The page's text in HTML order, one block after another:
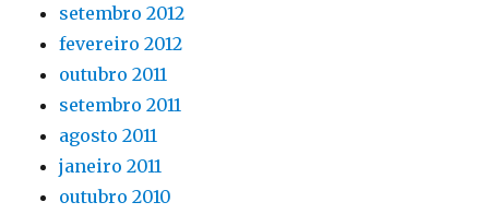
setembro 2012
fevereiro 2012
outubro 2011
setembro 2011
agosto 2011
janeiro 2011
outubro 2010